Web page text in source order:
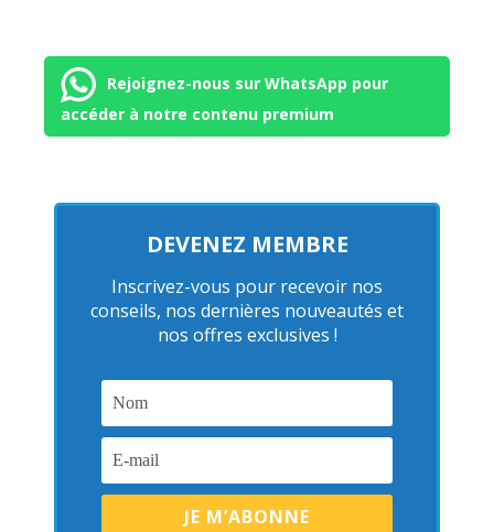
Rejoignez-nous sur WhatsApp pour
accéder à notre contenu premium
DEVENEZ MEMBRE
Inscrivez-vous pour recevoir nos
conseils, nos dernières nouveautés et
nos offres exclusives !